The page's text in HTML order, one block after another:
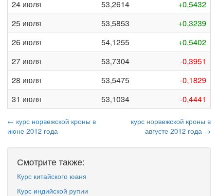
24 июля
53,2614
+0,5432
25 июля
53,5853
+0,3239
26 июля
54,1255
+0,5402
27 июля
53,7304
-0,3951
28 июля
53,5475
-0,1829
31 июля
53,1034 -0,4441
← курс норвежской кроны в
июне 2012 года
курс норвежской кроны в
августе 2012 года →
Смотрите также:
Курс китайского юаня
Курс индийской рупии